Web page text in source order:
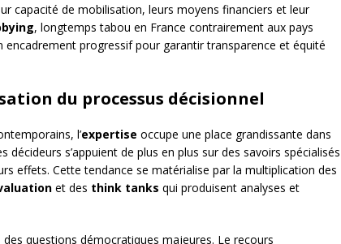
capacité de mobilisation, leurs moyens financiers et leur
, longtemps tabou en France contrairement aux pays
encadrement progressif pour garantir transparence et équité
du processus décisionnel
l’expertise occupe une place grandissante dans
décideurs s’appuient de plus en plus sur des savoirs spécialisés
effets. Cette tendance se matérialise par la multiplication des
et des think tanks qui produisent analyses et
questions démocratiques majeures. Le recours